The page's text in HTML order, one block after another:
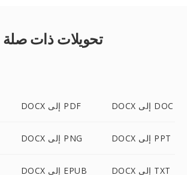
تحويلات ذات صلة
DOCX إلى PDF DOCX إلى DOC
DOCX إلى PNG DOCX إلى PPT
DOCX إلى EPUB DOCX إلى TXT